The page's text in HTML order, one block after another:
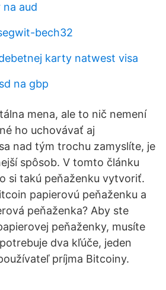
aud
bech32
karty natwest visa
na gbp
mena, ale to nič nemení
ho uchovávať aj
nad tým trochu zamyslíte, je
spôsob. V tomto článku
si takú peňaženku vytvoriť.
papierovú peňaženku a
peňaženka? Aby ste
peňaženky, musíte
dva kľúče, jeden
príjma Bitcoiny.